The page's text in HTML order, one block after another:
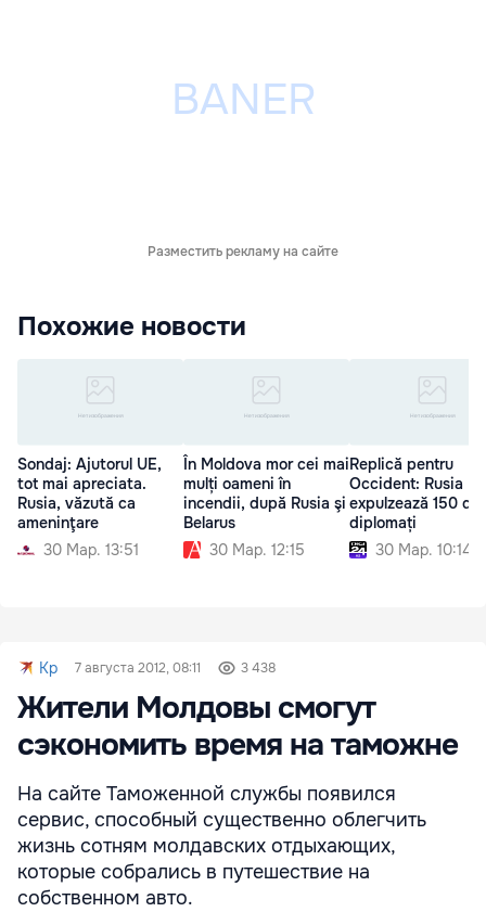
Разместить рекламу на сайте
Похожие новости
Sondaj: Ajutorul UE,
tot mai apreciata.
Rusia, văzută ca
ameninţare
30 Мар. 13:51
În Moldova mor cei mai
mulți oameni în
incendii, după Rusia şi
Belarus
30 Мар. 12:15
Replică pentru
Occident: Rusia
expulzează 150 de
diplomați
30 Мар. 10:14
Kp 7 августа 2012, 08:11 3 438
Жители Молдовы смогут
сэкономить время на таможне
На сайте Таможенной службы появился
сервис, способный существенно облегчить
жизнь сотням молдавских отдыхающих,
которые собрались в путешествие на
собственном авто.